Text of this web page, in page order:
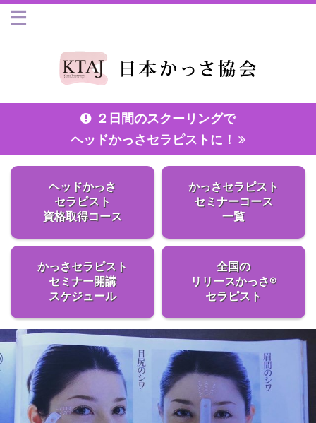
２日間のスクーリングで
ヘッドかっさセラピストに！
ヘッドかっさ
セラピスト
資格取得コース
かっさセラピスト
セミナーコース
一覧
かっさセラピスト
セミナー開講
スケジュール
全国の
リリースかっさ®
セラピスト